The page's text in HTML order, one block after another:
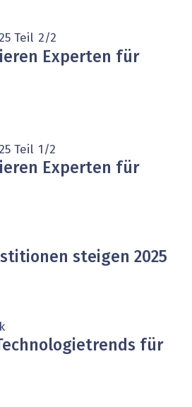
Teil 2/2
Experten für
Teil 1/2
Experten für
steigen 2025
für